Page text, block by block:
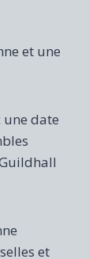
et une
date
et